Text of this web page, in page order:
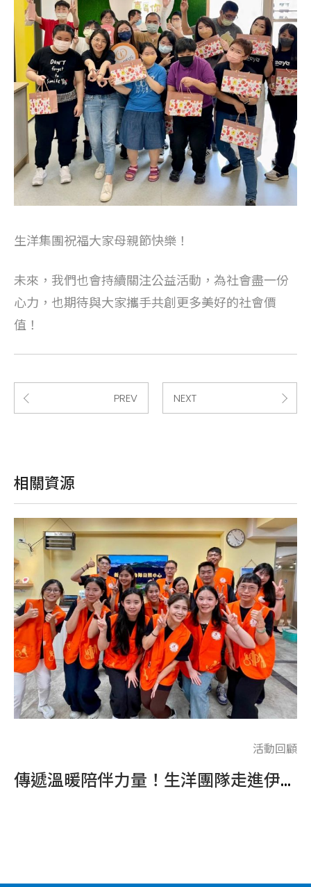
生洋集團祝福大家母親節快樂！
未來，我們也會持續關注公益活動，為社會盡一份
心力，也期待與大家攜手共創更多美好的社會價
值！
PREV NEXT
相關資源
活動回顧
傳遞溫暖陪伴力量！生洋團隊走進伊甸基金會，攜手身障朋友們挑戰體適能運動